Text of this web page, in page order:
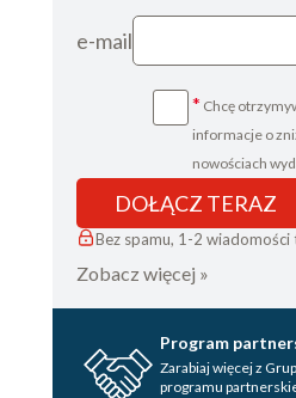
Którędy na orle gniazdo
Zdarzenie niezgodne z
I niespokojnie tu i tam
Jeśli się odnajdziemy, to
Ursynów się broni
Tu był nasz dom 1980
Łączka na Powązkach
e-mail
* Chcę
informacje o
nowościach
DOŁĄCZ TERAZ
Bez spamu, 1-2
Zobacz więcej »
Program
Zarabiaj więcej z
programu